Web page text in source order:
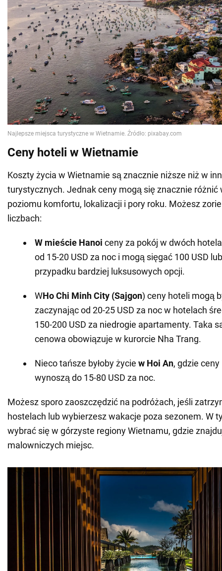
Ceny hoteli w Wietnamie
Koszty życia w Wietnamie są znacznie niższe niż w
turystycznych. Jednak ceny mogą się znacznie różnić
poziomu komfortu, lokalizacji i pory roku. Możesz
liczbach:
W mieście Hanoi ceny za pokój w dwóch
od 15-20 USD za noc i mogą sięgać 100 USD
przypadku bardziej luksusowych opcji.
WHo Chi Minh City (Sajgon) ceny hoteli mogą
zaczynając od 20-25 USD za noc w hotelach
150-200 USD za niedrogie apartamenty. Taka
cenowa obowiązuje w kurorcie Nha Trang.
Nieco tańsze byłoby życie w Hoi An, gdzie
wynoszą do 15-80 USD za noc.
Możesz sporo zaoszczędzić na podróżach, jeśli
hostelach lub wybierzesz wakacje poza sezonem. W
wybrać się w górzyste regiony Wietnamu, gdzie
malowniczych miejsc.